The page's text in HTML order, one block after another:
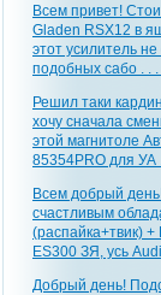
Всем привет!
Gladen RSX12 в
этот усилитель
подобных сабо . . .
Решил таки
хочу сначала
этой магнитоле
85354PRO для УА
Всем добрый
счастливым
(распайка+твик)
ES300 ЗЯ, усь
Добрый день!